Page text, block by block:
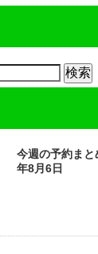
今週の予約まと
年8月6日